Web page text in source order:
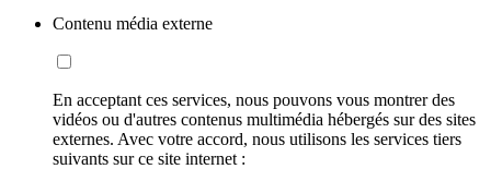
Contenu média externe
En acceptant ces services, nous pouvons vous montrer des
vidéos ou d'autres contenus multimédia hébergés sur des sites
externes. Avec votre accord, nous utilisons les services tiers
suivants sur ce site internet :